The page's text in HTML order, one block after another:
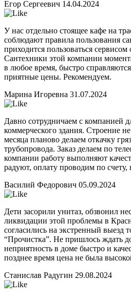
Егор Сергеевич 14.04.2024
У нас отдельно стоящее кафе на
соблюдают правила пользования
приходится пользоваться
Сантехники этой компании
в любое время, быстро
приятные цены. Рекомендуем.
Марина Игоревна 31.07.2024
Давно сотрудничаем с компанией
коммерческого здания. Строение
месяца планово делаем откачку
трубопровода. Заказ делаем по
компании работу выполняют
радуют, оплату проводим по счету,
Василий Федорович 05.09.2024
Дети засорили унитаз, обзвонил
ликвидации этой проблемы в
согласились на экстренный выезд
“Прочистка”. Не пришлось ждать
неприятность в доме быстро и
позднее время цена не была
Станислав Радугин 29.08.2024